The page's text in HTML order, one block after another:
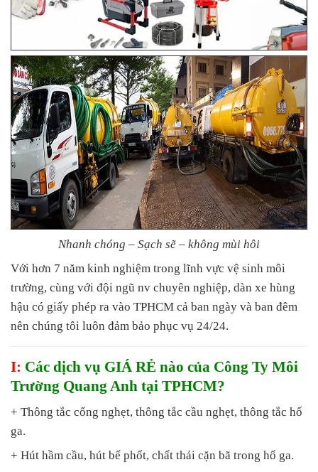
Nhanh chóng – Sạch sẽ – không mùi hôi
Với hơn 7 năm kinh nghiệm trong lĩnh vực vệ sinh môi
trường, cùng với đội ngũ nv chuyên nghiệp, dàn xe hùng
hậu có giấy phép ra vào TPHCM cả ban ngày và ban đêm
nên chúng tôi luôn đảm bảo phục vụ 24/24.
I: Các dịch vụ GIÁ RẺ nào của Công Ty Môi
Trường Quang Anh tại TPHCM?
+ Thông tắc cống nghẹt, thông tắc cầu nghẹt, thông tắc hố
ga.
+ Hút hầm cầu, hút bể phốt, chất thải cặn bã trong hố ga.